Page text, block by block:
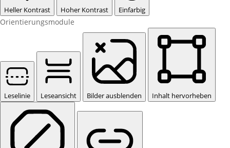
Heller Kontrast Hoher Kontrast Einfarbig
Orientierungsmodule
Leselinie Leseansicht Bilder ausblenden Inhalt hervorheben